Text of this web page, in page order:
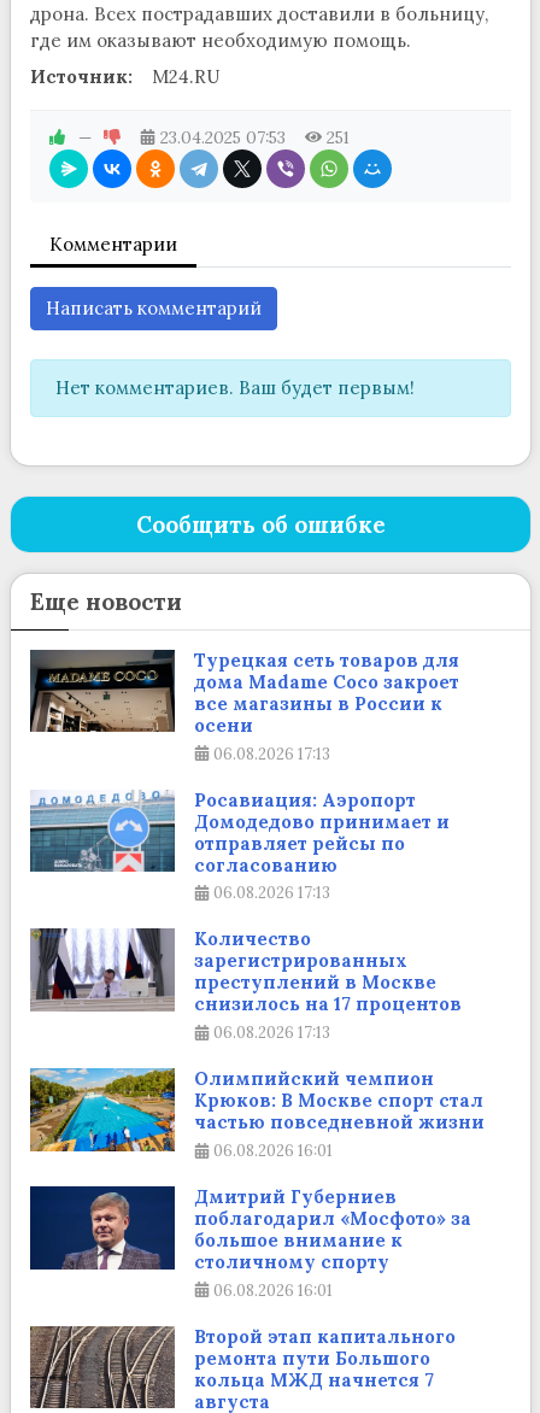
дрона. Всех пострадавших доставили в больницу,
где им оказывают необходимую помощь.
Источник:
M24.RU
— 23.04.2025 07:53 251
Комментарии
Написать комментарий
Нет комментариев. Ваш будет первым!
Сообщить об ошибке
Еще новости
Турецкая сеть товаров для
дома Madame Coco закроет
все магазины в России к
осени
06.08.2026 17:13
Росавиация: Аэропорт
Домодедово принимает и
отправляет рейсы по
согласованию
06.08.2026 17:13
Количество
зарегистрированных
преступлений в Москве
снизилось на 17 процентов
06.08.2026 17:13
Олимпийский чемпион
Крюков: В Москве спорт стал
частью повседневной жизни
06.08.2026 16:01
Дмитрий Губерниев
поблагодарил «Мосфото» за
большое внимание к
столичному спорту
06.08.2026 16:01
Второй этап капитального
ремонта пути Большого
кольца МЖД начнется 7
августа